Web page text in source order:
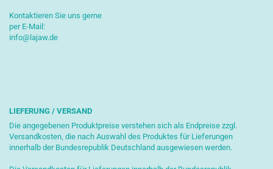
Kontaktieren Sie uns gerne
per E-Mail:
info@lajaw.de
LIEFERUNG / VERSAND
Die angegebenen Produktpreise verstehen sich als Endpreise zzgl.
Versandkosten, die nach Auswahl des Produktes für Lieferungen
innerhalb der Bundesrepublik Deutschland ausgewiesen werden.